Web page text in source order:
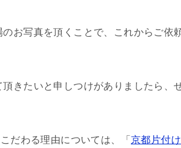
お写真を頂くことで、これからご依
きたいと申しつけがありましたら、
だわる理由については、「 京都片付